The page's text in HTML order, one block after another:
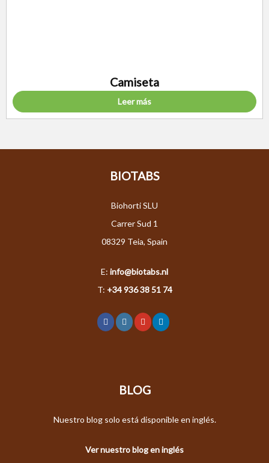
Camiseta
Leer más
BIOTABS
Biohorti SLU
Carrer Sud 1
08329 Teia, Spain
E: info@biotabs.nl
T: +34 936 38 51 74
BLOG
Nuestro blog solo está disponible en inglés.
Ver nuestro blog en inglés